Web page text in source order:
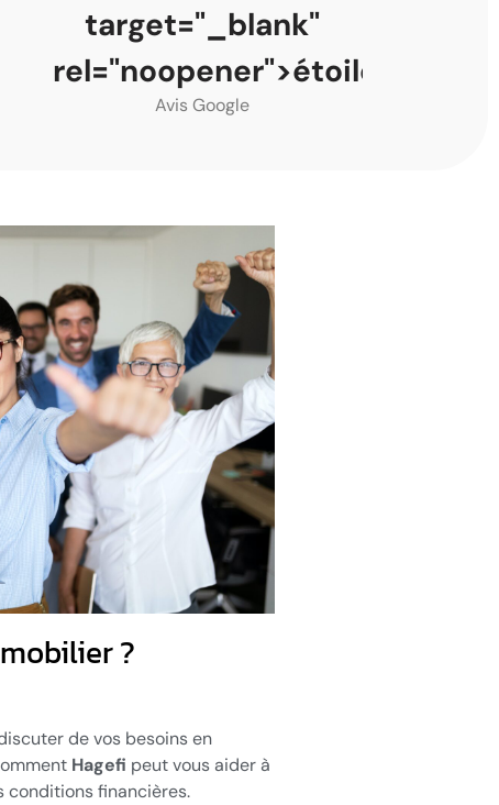
target="_blank"
rel="noopener">étoiles</a>
Avis Google
?
de vos besoins en
Hagefi peut vous aider à
conditions financières.